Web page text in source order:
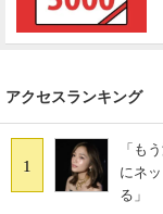
アクセスランキング
1
「も
にネ
る」